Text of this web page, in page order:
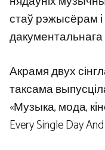
стаў рэжысёрам
Акрамя двух
таксама
«Музыка, мода,
Every Single Day